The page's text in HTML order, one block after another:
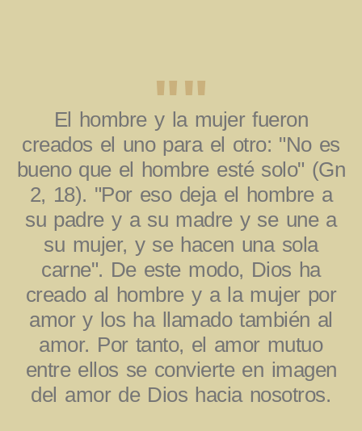
""
El hombre y la mujer fueron
creados el uno para el otro: "No es
bueno que el hombre esté solo" (Gn
2, 18). "Por eso deja el hombre a
su padre y a su madre y se une a
su mujer, y se hacen una sola
carne". De este modo, Dios ha
creado al hombre y a la mujer por
amor y los ha llamado también al
amor. Por tanto, el amor mutuo
entre ellos se convierte en imagen
del amor de Dios hacia nosotros.